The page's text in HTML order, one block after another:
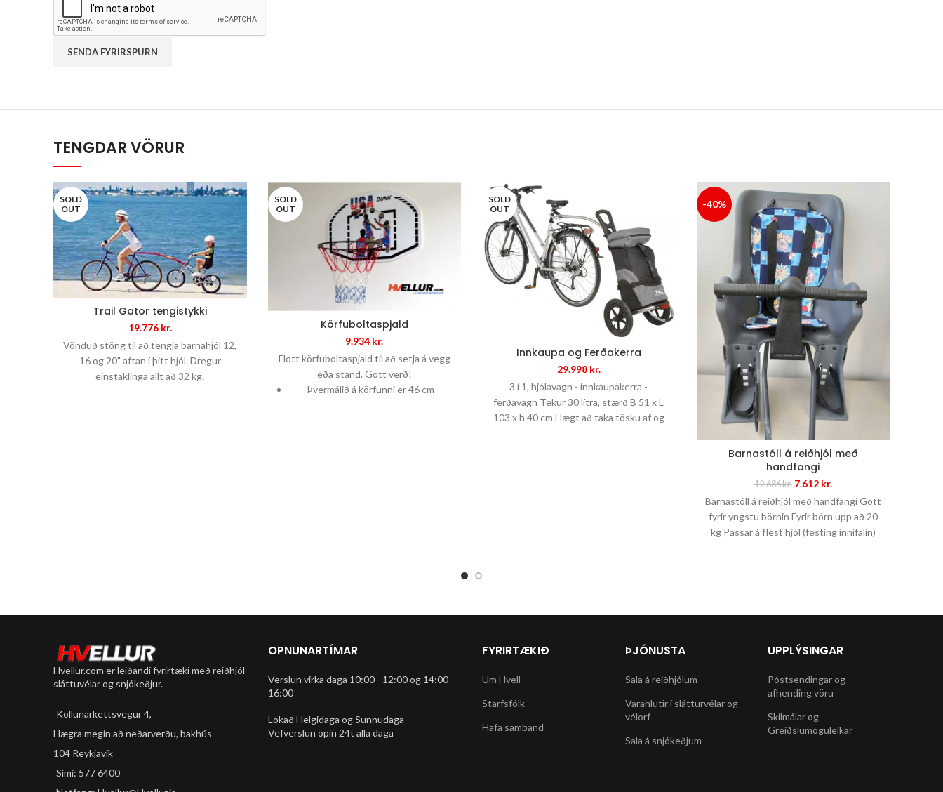
TENGDAR VÖRUR
SOLD
OUT
Trail Gator tengistykki
19.776 kr.
Vönduð stöng til að tengja barnahjól 12,
16 og 20" aftan í þitt hjól. Dregur
einstaklinga allt að 32 kg.
SOLD
OUT
Körfuboltaspjald
9.934 kr.
Flott körfuboltaspjald til að setja á vegg
eða stand. Gott verð!
Þvermálið á körfunni er 46 cm
SOLD
OUT
Innkaupa og Ferðakerra
29.998 kr.
3 í 1, hjólavagn - innkaupakerra -
ferðavagn Tekur 30 lítra, stærð B 51 x L
103 x h 40 cm Hægt að taka tösku af og
-40%
Barnastóll á reiðhjól með
handfangi
12.686kr. Original
price
was:
12.686 kr..
7.612 kr.
price
is:
7.612 kr..
Barnastóll á reiðhjól með handfangi Gott
fyrir yngstu börnin Fyrir börn upp að 20
kg Passar á flest hjól (festing innifalin)
Hvellur.com er leiðandi fyrirtæki með reiðhjól
sláttuvélar og snjókeðjur.
Köllunarkettsvegur 4,
Hægra megin að neðarverðu, bakhús
104 Reykjavík
Sími: 577 6400
OPNUNARTÍMAR
Verslun virka daga 10:00 - 12:00 og 14:00 -
16:00
Lokað Helgidaga og Sunnudaga
Vefverslun opin 24t alla daga
FYRIRTÆKIÐ
Um Hvell
Starfsfólk
Hafa samband
ÞJÓNUSTA
Sala á reiðhjólum
Varahlutir í slátturvélar og
vélorf
Sala á snjókeðjum
UPPLÝSINGAR
Póstsendingar og
afhending vöru
Skilmálar og
Greiðslumöguleikar